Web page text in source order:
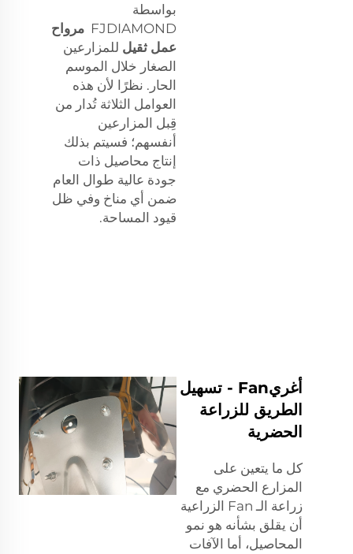
بواسطة
FJDIAMOND مرواح
عمل ثقيل للمزارعين
الصغار خلال الموسم
الحار. نظرًا لأن هذه
العوامل الثلاثة تُدار من
قِبل المزارعين
أنفسهم؛ فسيتم بذلك
إنتاج محاصيل ذات
جودة عالية طوال العام
ضمن أي مناخ وفي ظل
قيود المساحة.
أغريFan - تسهيل
الطريق للزراعة
الحضرية
كل ما يتعين على
المزارع الحضري مع
زراعة الـ Fan الزراعية
أن يقلق بشأنه هو نمو
المحاصيل، أما الآفات